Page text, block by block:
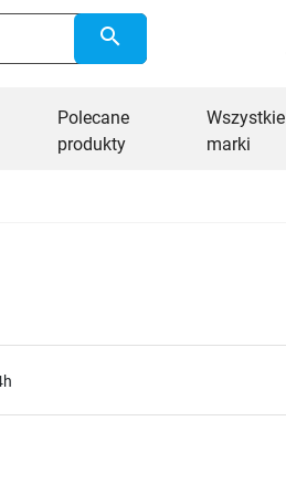
search
Polecane
produkty
Wszystkie
marki